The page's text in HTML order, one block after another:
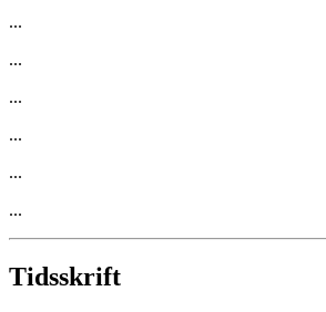
...
...
...
...
...
...
Tidsskrift